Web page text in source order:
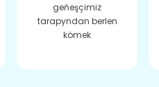
geňeşçimiz
tarapyndan berlen
kömek